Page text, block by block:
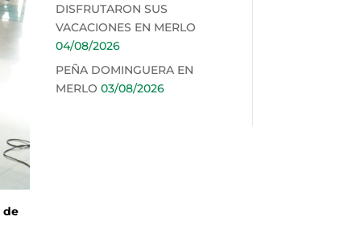
de
DISFRUTARON SUS
VACACIONES EN MERLO
04/08/2026
PEÑA DOMINGUERA EN
MERLO 03/08/2026